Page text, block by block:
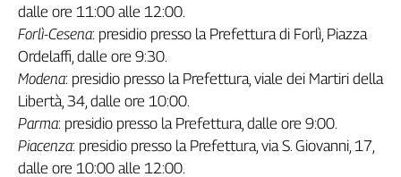
Campania
Emilia-
Romagna
Friuli
Venezia
Lazio
Liguria
dalle ore 11:00 alle 12:00.
Forlì-Cesena: presidio presso la Prefettura di Forlì, Piazza
Ordelaffi, dalle ore 9:30.
Modena: presidio presso la Prefettura, viale dei Martiri della
Libertà, 34, dalle ore 10:00.
Parma: presidio presso la Prefettura, dalle ore 9:00.
Piacenza: presidio presso la Prefettura, via S. Giovanni, 17,
dalle ore 10:00 alle 12:00.